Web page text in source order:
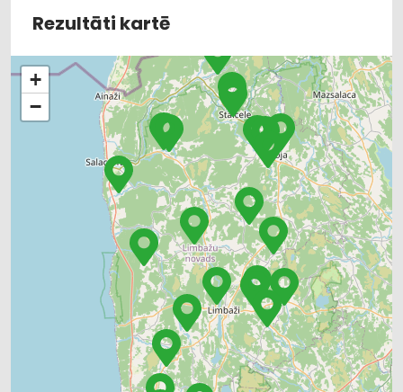
Rezultāti kartē
+
−